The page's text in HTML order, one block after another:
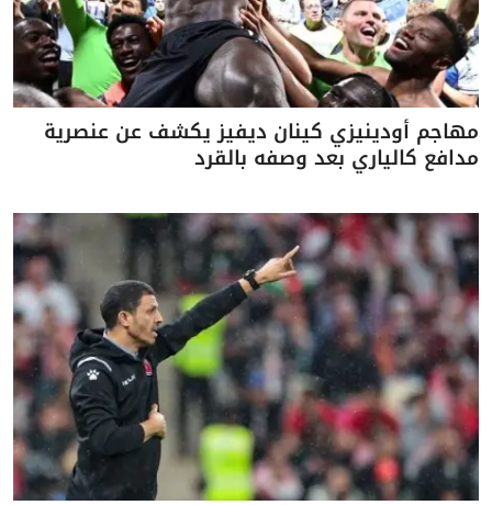
مهاجم أودينيزي كينان ديفيز يكشف عن عنصرية
مدافع كالياري بعد وصفه بالقرد